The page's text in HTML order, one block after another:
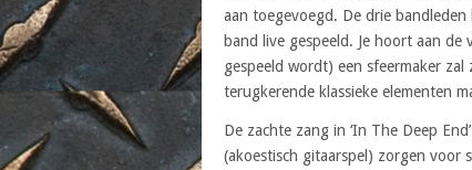
aan toegevoegd. De drie
band live gespeeld. Je hoort aan
gespeeld wordt) een sfeermaker
terugkerende klassieke elementen
De zachte zang in ‘In The Deep
(akoestisch gitaarspel) zorgen voor